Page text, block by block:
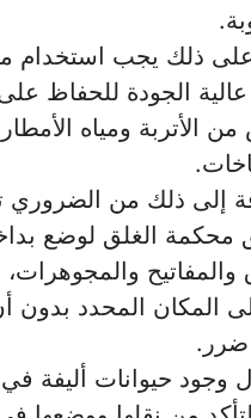
على ذلك يجب استخدام
الجودة للحفاظ
الأتربة ومياه الأمطار
إلى ذلك من الضروري
محكمة الغلق لوضع
والمفاتيح
المكان المحدد
ضرر.
وجود حيوانات أليفة